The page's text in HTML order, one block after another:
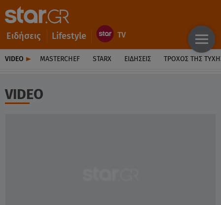
Ειδήσεις Lifestyle
VIDEO MASTERCHEF STARX ΕΙΔΉΣΕΙΣ ΤΡΟΧΌΣ ΤΗΣ
VIDEO